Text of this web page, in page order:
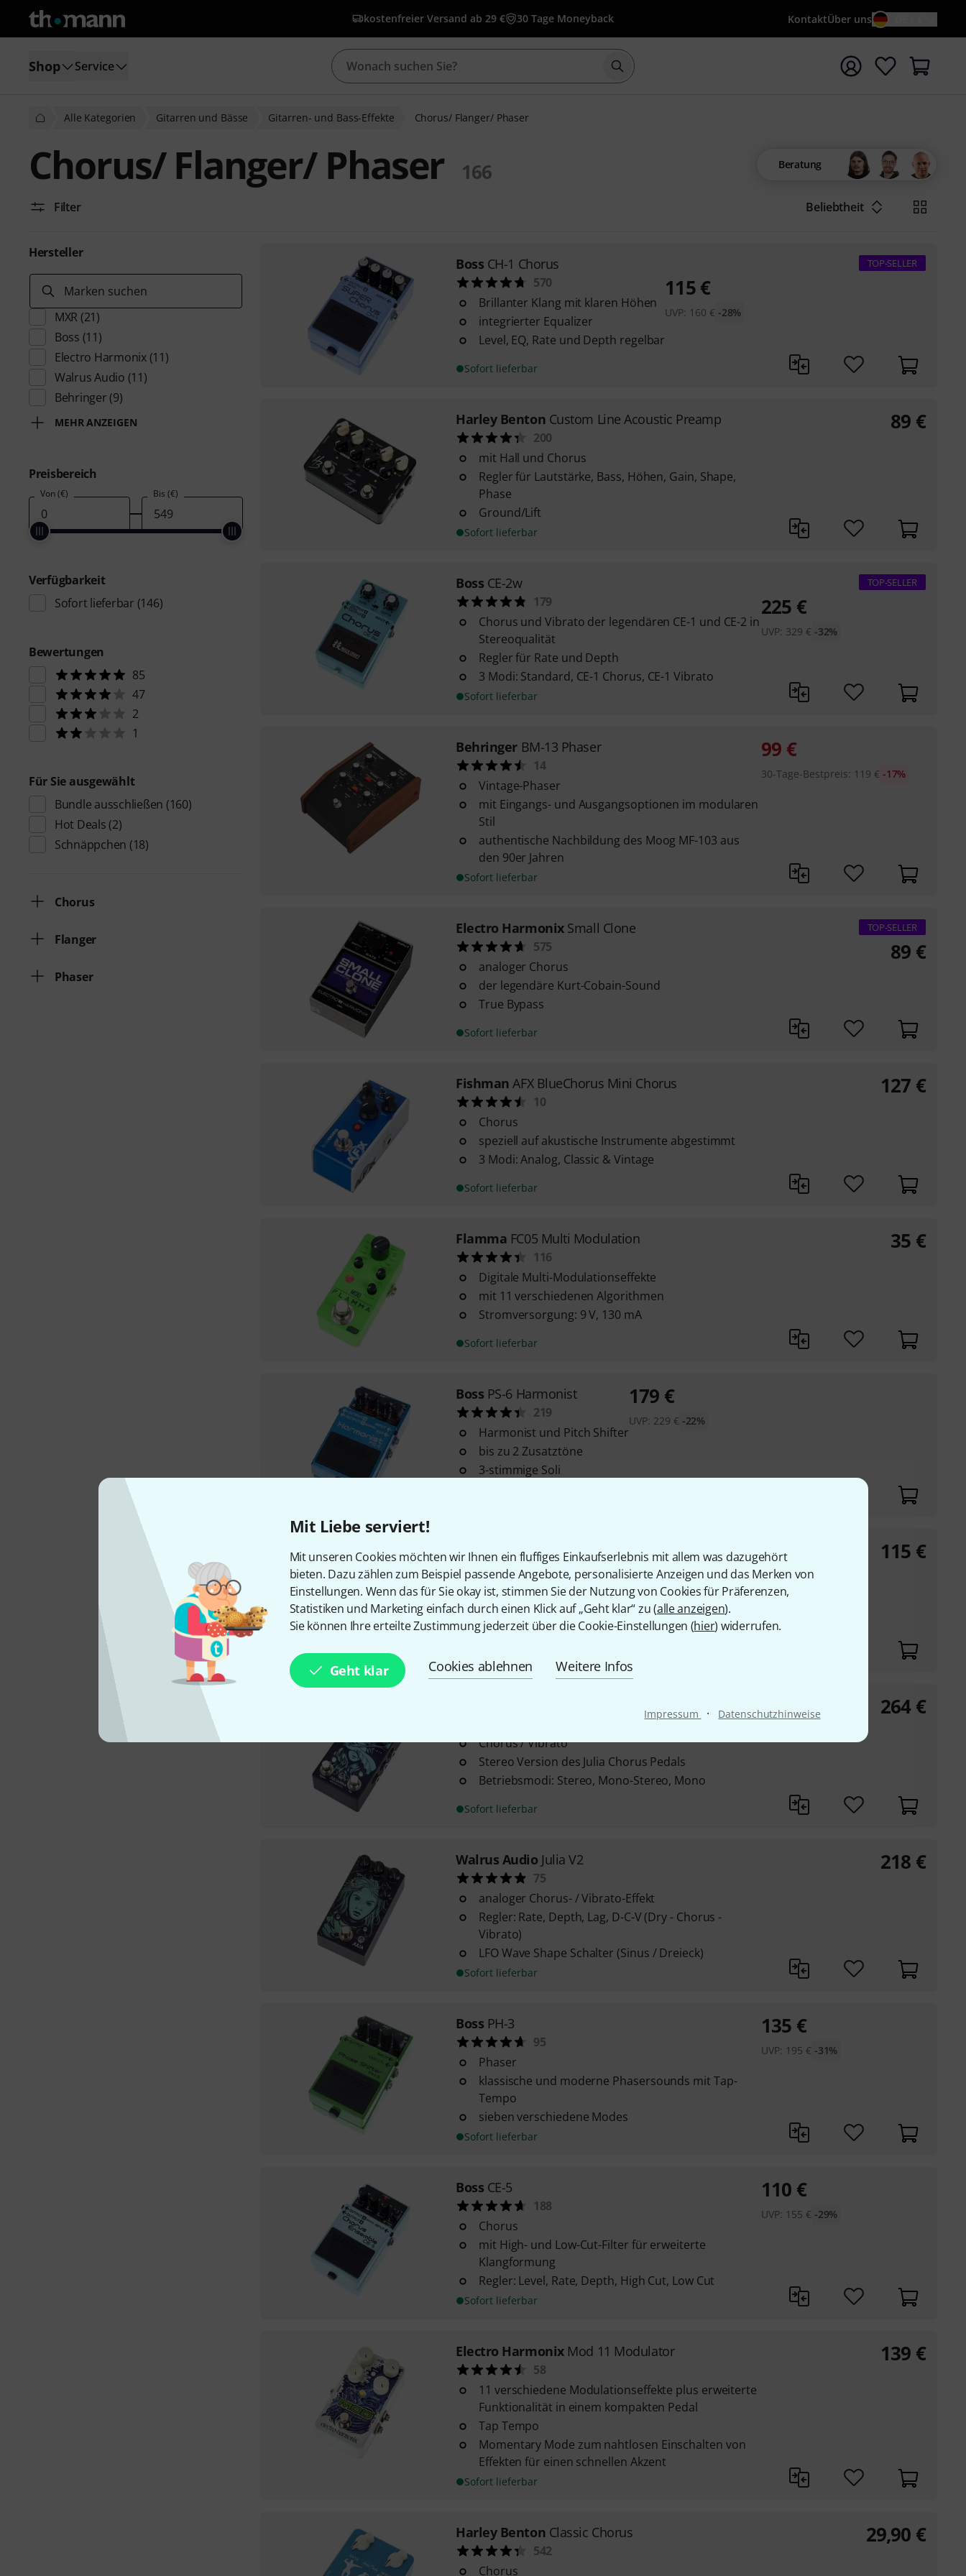
Mit Liebe serviert!
Mit unseren Cookies möchten wir Ihnen ein fluffiges Einkaufserlebnis mit allem was dazugehört
bieten. Dazu zählen zum Beispiel passende Angebote, personalisierte Anzeigen und das Merken von
Einstellungen. Wenn das für Sie okay ist, stimmen Sie der Nutzung von Cookies für Präferenzen,
Statistiken und Marketing einfach durch einen Klick auf „Geht klar“ zu (alle anzeigen).
Sie können Ihre erteilte Zustimmung jederzeit über die Cookie-Einstellungen (hier) widerrufen.
Geht klar Cookies ablehnen Weitere Infos
Impressum · Datenschutzhinweise
kostenfreier Versand ab 29 € 30 Tage Moneyback KontaktÜber uns
Shop Service Suche mit Suchwort {searchTerm} starten
Alle Kategorien Gitarren und Bässe Gitarren- und Bass-Effekte Chorus/ Flanger/ Phaser
Chorus/ Flanger/ Phaser 166 Beratung
Filter Beliebtheit
Hersteller
Marken suchen
MXR (21)
Boss (11)
Electro Harmonix(11)
Walrus Audio (11)
Behringer (9)
MEHR ANZEIGEN
Preisbereich
Von (€) Bis (€)
Verfügbarkeit
Sofort lieferbar (146)
Bewertungen
85
47
2
1
Für Sie ausgewählt
Bundle ausschließen (160)
Hot Deals (2)
Schnäppchen (18)
Chorus
Flanger
Phaser
Boss CH-1 Chorus
570
Brillanter Klang mit klaren Höhen
integrierter Equalizer
Level, EQ, Rate und Depth regelbar
Sofort lieferbar
TOP-SELLER
115€
UVP: 160 € -28%
Harley Benton Custom Line Acoustic Preamp
200
mit Hall und Chorus
Regler für Lautstärke, Bass, Höhen, Gain, Shape,
Phase
Ground/Lift
Sofort lieferbar
89 €
Boss CE-2w
179
Chorus und Vibrato der legendären CE-1 und CE-2 in
Stereoqualität
Regler für Rate und Depth
3 Modi: Standard, CE-1 Chorus, CE-1 Vibrato
Sofort lieferbar
TOP-SELLER
225 €
UVP: 329 € -32%
Behringer BM-13 Phaser
14
Vintage-Phaser
mit Eingangs- und Ausgangsoptionen im modularen
Stil
authentische Nachbildung des Moog MF-103 aus
den 90er Jahren
Sofort lieferbar
99 €
30-Tage-Bestpreis: 119 € -17%
Electro Harmonix Small Clone
575
analoger Chorus
der legendäre Kurt-Cobain-Sound
True Bypass
Sofort lieferbar
TOP-SELLER
89 €
Fishman AFX BlueChorus Mini Chorus
10
Chorus
speziell auf akustische Instrumente abgestimmt
3 Modi: Analog, Classic & Vintage
Sofort lieferbar
127 €
Flamma FC05 Multi Modulation
116
Digitale Multi-Modulationseffekte
mit 11 verschiedenen Algorithmen
Stromversorgung: 9 V, 130 mA
Sofort lieferbar
35 €
Boss PS-6 Harmonist
219
Harmonist und Pitch Shifter
bis zu 2 Zusatztöne
3-stimmige Soli
179 €
UVP: 229 € -22%
Electro HarmonixStereo Electric Mistress
118
digitaler Effekt mit analogem Sound
ohne Nebengeräusche
Filter Matrix Mode
115 €
Chorus / Vibrato
Stereo Version des Julia Chorus Pedals
Betriebsmodi: Stereo, Mono-Stereo, Mono
Sofort lieferbar
264 €
Walrus Audio Julia V2
75
analoger Chorus- / Vibrato-Effekt
Regler: Rate, Depth, Lag, D-C-V (Dry - Chorus -
Vibrato)
LFO Wave Shape Schalter (Sinus / Dreieck)
Sofort lieferbar
218 €
Boss PH-3
95
Phaser
klassische und moderne Phasersounds mit Tap-
Tempo
sieben verschiedene Modes
Sofort lieferbar
135 €
UVP: 195 € -31%
Boss CE-5
188
Chorus
mit High- und Low-Cut-Filter für erweiterte
Klangformung
Regler: Level, Rate, Depth, High Cut, Low Cut
Sofort lieferbar
110 €
UVP: 155 € -29%
Electro Harmonix Mod 11 Modulator
58
11 verschiedene Modulationseffekte plus erweiterte
Funktionalität in einem kompakten Pedal
Tap Tempo
Momentary Mode zum nahtlosen Einschalten von
Effekten für einen schnellen Akzent
Sofort lieferbar
139 €
Harley Benton Classic Chorus
542
Chorus
29,90 €